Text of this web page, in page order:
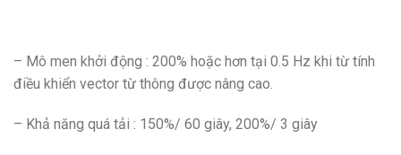
– Mô men khởi động : 200% hoặc hơn tại 0.5 Hz khi từ tính
điều khiển vector từ thông được nâng cao.
– Khả năng quá tải : 150%/ 60 giây, 200%/ 3 giây